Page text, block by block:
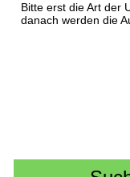
Bitte erst die Art der
danach werden die